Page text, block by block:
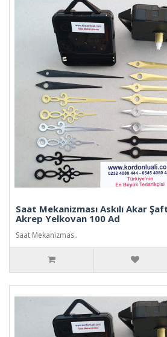
Saat Mekanizması Askılı Akar
Akrep Yelkovan 100 Ad
Saat Mekanizmas..